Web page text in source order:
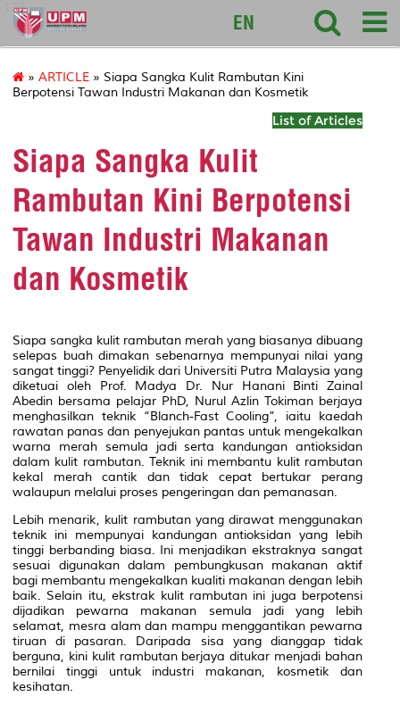
127
EN
» ARTICLE » Siapa Sangka Kulit Rambutan Kini
Berpotensi Tawan Industri Makanan dan Kosmetik
List of Articles
Siapa Sangka Kulit
Rambutan Kini Berpotensi
Tawan Industri Makanan
dan Kosmetik
Siapa sangka kulit rambutan merah yang biasanya dibuang
selepas buah dimakan sebenarnya mempunyai nilai yang
sangat tinggi? Penyelidik dari Universiti Putra Malaysia yang
diketuai oleh Prof. Madya Dr. Nur Hanani Binti Zainal
Abedin bersama pelajar PhD, Nurul Azlin Tokiman berjaya
menghasilkan teknik “Blanch-Fast Cooling”, iaitu kaedah
rawatan panas dan penyejukan pantas untuk mengekalkan
warna merah semula jadi serta kandungan antioksidan
dalam kulit rambutan. Teknik ini membantu kulit rambutan
kekal merah cantik dan tidak cepat bertukar perang
walaupun melalui proses pengeringan dan pemanasan.
Lebih menarik, kulit rambutan yang dirawat menggunakan
teknik ini mempunyai kandungan antioksidan yang lebih
tinggi berbanding biasa. Ini menjadikan ekstraknya sangat
sesuai digunakan dalam pembungkusan makanan aktif
bagi membantu mengekalkan kualiti makanan dengan lebih
baik. Selain itu, ekstrak kulit rambutan ini juga berpotensi
dijadikan pewarna makanan semula jadi yang lebih
selamat, mesra alam dan mampu menggantikan pewarna
tiruan di pasaran. Daripada sisa yang dianggap tidak
berguna, kini kulit rambutan berjaya ditukar menjadi bahan
bernilai tinggi untuk industri makanan, kosmetik dan
kesihatan.